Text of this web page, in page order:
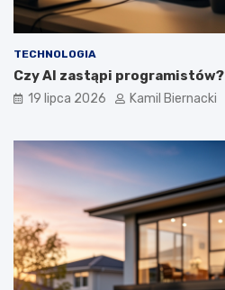
TECHNOLOGIA
Czy AI zastąpi programistów?
19 lipca 2026 Kamil Biernacki